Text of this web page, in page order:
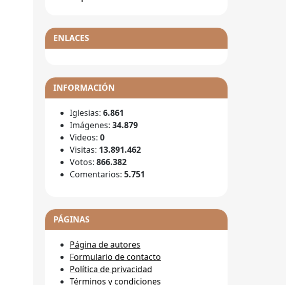
ENLACES
INFORMACIÓN
Iglesias: 6.861
Imágenes: 34.879
Videos: 0
Visitas: 13.891.462
Votos: 866.382
Comentarios: 5.751
PÁGINAS
Página de autores
Formulario de contacto
Política de privacidad
Términos y condiciones